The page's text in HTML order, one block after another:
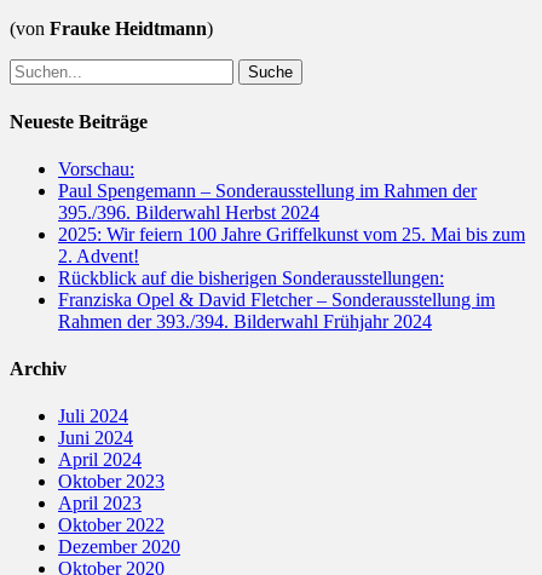
(von Frauke Heidtmann)
Suche
nach:
Neueste Beiträge
Vorschau:
Paul Spengemann – Sonderausstellung im Rahmen der
395./396. Bilderwahl Herbst 2024
2025: Wir feiern 100 Jahre Griffelkunst vom 25. Mai bis zum
2. Advent!
Rückblick auf die bisherigen Sonderausstellungen:
Franziska Opel & David Fletcher – Sonderausstellung im
Rahmen der 393./394. Bilderwahl Frühjahr 2024
Archiv
Juli 2024
Juni 2024
April 2024
Oktober 2023
April 2023
Oktober 2022
Dezember 2020
Oktober 2020